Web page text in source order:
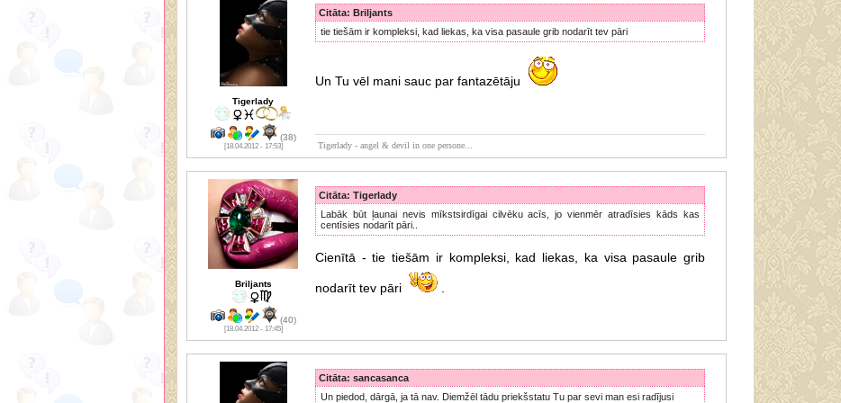
Tigerlady
(38)
[18.04.2012 - 17:53]
Citāta: Briljants
tie tiešām ir kompleksi, kad liekas, ka visa pasaule grib nodarīt tev pāri
Un Tu vēl mani sauc par fantazētāju
Tigerlady - angel & devil in one persone...
Briljants
(40)
[18.04.2012 - 17:45]
Citāta: Tigerlady
Labāk būt ļaunai nevis mīkstsirdīgai cilvēku acīs, jo vienmēr atradīsies kāds kas
centīsies nodarīt pāri..
Cienītā - tie tiešām ir kompleksi, kad liekas, ka visa pasaule grib
nodarīt tev pāri
Citāta: sancasanca
Un piedod, dārgā, ja tā nav. Diemžēl tādu priekšstatu Tu par sevi man esi radījusi